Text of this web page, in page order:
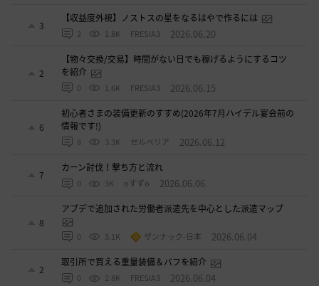
3
【収益度外視】ノストスの星をなるはやで作るには
2 1.8K FRESIA3 2026.06.20
2
【物々交換/交易】時間がない日でも稼げるようにするコツ
を紹介
0 1.6K FRESIA3 2026.06.15
6
初心者さまの装備更新のすすめ(2026年7月ハイデル宴会前の
情報です!)
8 3.3K セルベリア 2026.06.12
7
カーン討伐！撃ち方と流れ
0 3K oすずo 2026.06.06
8
アプデで追加された労働者派遣先を中心とした派遣マップ
0 3.1K ザンナック-日本 2026.06.04
2
取引所で買える重量装備＆バフを紹介
0 2.8K FRESIA3 2026.06.04